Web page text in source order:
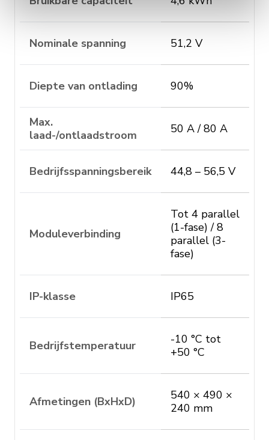
Nominale spanning 51,2 V
Diepte van ontlading 90%
Max.
laad-/ontlaadstroom
50 A / 80 A
Bedrijfsspanningsbereik 44,8 – 56,5 V
Moduleverbinding
Tot 4 parallel
(1-fase) / 8
parallel (3-
fase)
IP-klasse IP65
Bedrijfstemperatuur
-10 °C tot
+50 °C
Afmetingen (BxHxD)
540 × 490 ×
240 mm